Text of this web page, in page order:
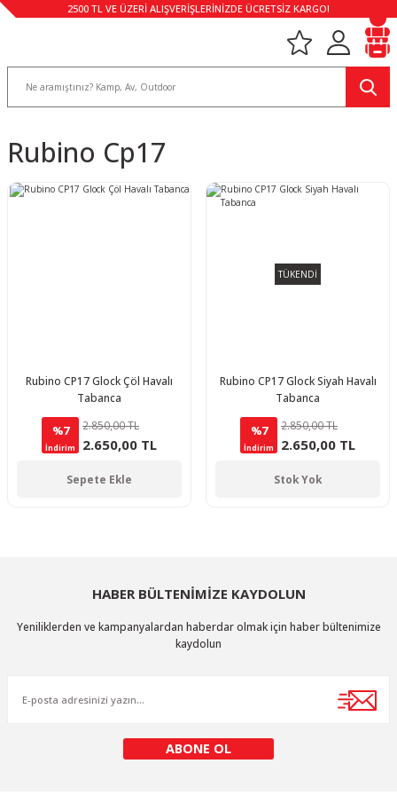
2500 TL VE ÜZERİ ALIŞVERİŞLERİNİZDE ÜCRETSİZ KARGO!
Rubino Cp17
Rubino CP17 Glock Çöl Havalı
Tabanca
%7
İndirim
2.850,00 TL
2.650,00 TL
Sepete Ekle
TÜKENDİ
Rubino CP17 Glock Siyah Havalı
Tabanca
%7
İndirim
2.850,00 TL
2.650,00 TL
Stok Yok
HABER BÜLTENİMİZE KAYDOLUN
Yeniliklerden ve kampanyalardan haberdar olmak için haber bültenimize
kaydolun
ABONE OL